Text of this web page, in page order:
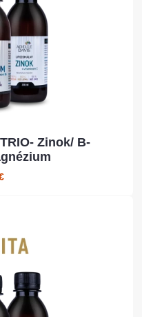
Zinok/ B-